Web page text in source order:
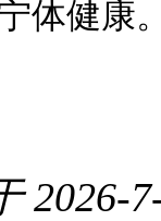
体健康
2026-